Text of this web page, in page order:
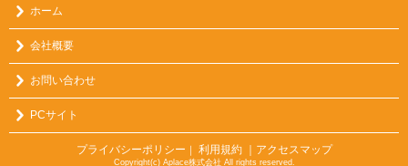
ホーム
会社概要
お問い合わせ
PCサイト
プライバシーポリシー ｜ 利用規約 ｜アクセスマップ
Copyright(c) Aplace株式会社 All rights reserved.